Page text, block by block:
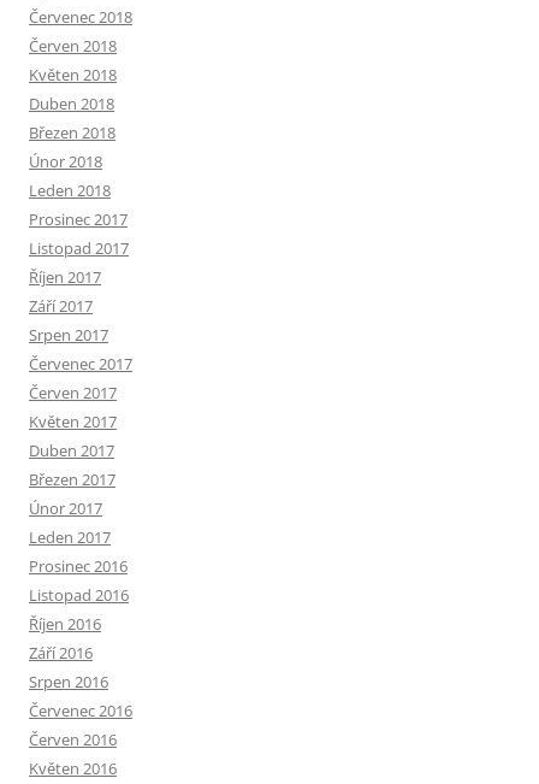
Červenec 2018
Červen 2018
Květen 2018
Duben 2018
Březen 2018
Únor 2018
Leden 2018
Prosinec 2017
Listopad 2017
Říjen 2017
Září 2017
Srpen 2017
Červenec 2017
Červen 2017
Květen 2017
Duben 2017
Březen 2017
Únor 2017
Leden 2017
Prosinec 2016
Listopad 2016
Říjen 2016
Září 2016
Srpen 2016
Červenec 2016
Červen 2016
Květen 2016